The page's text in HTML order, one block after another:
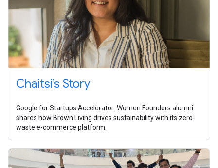
Chaitsi’s Story
Google for Startups Accelerator: Women Founders alumni
shares how Brown Living drives sustainability with its zero-
waste e-commerce platform.